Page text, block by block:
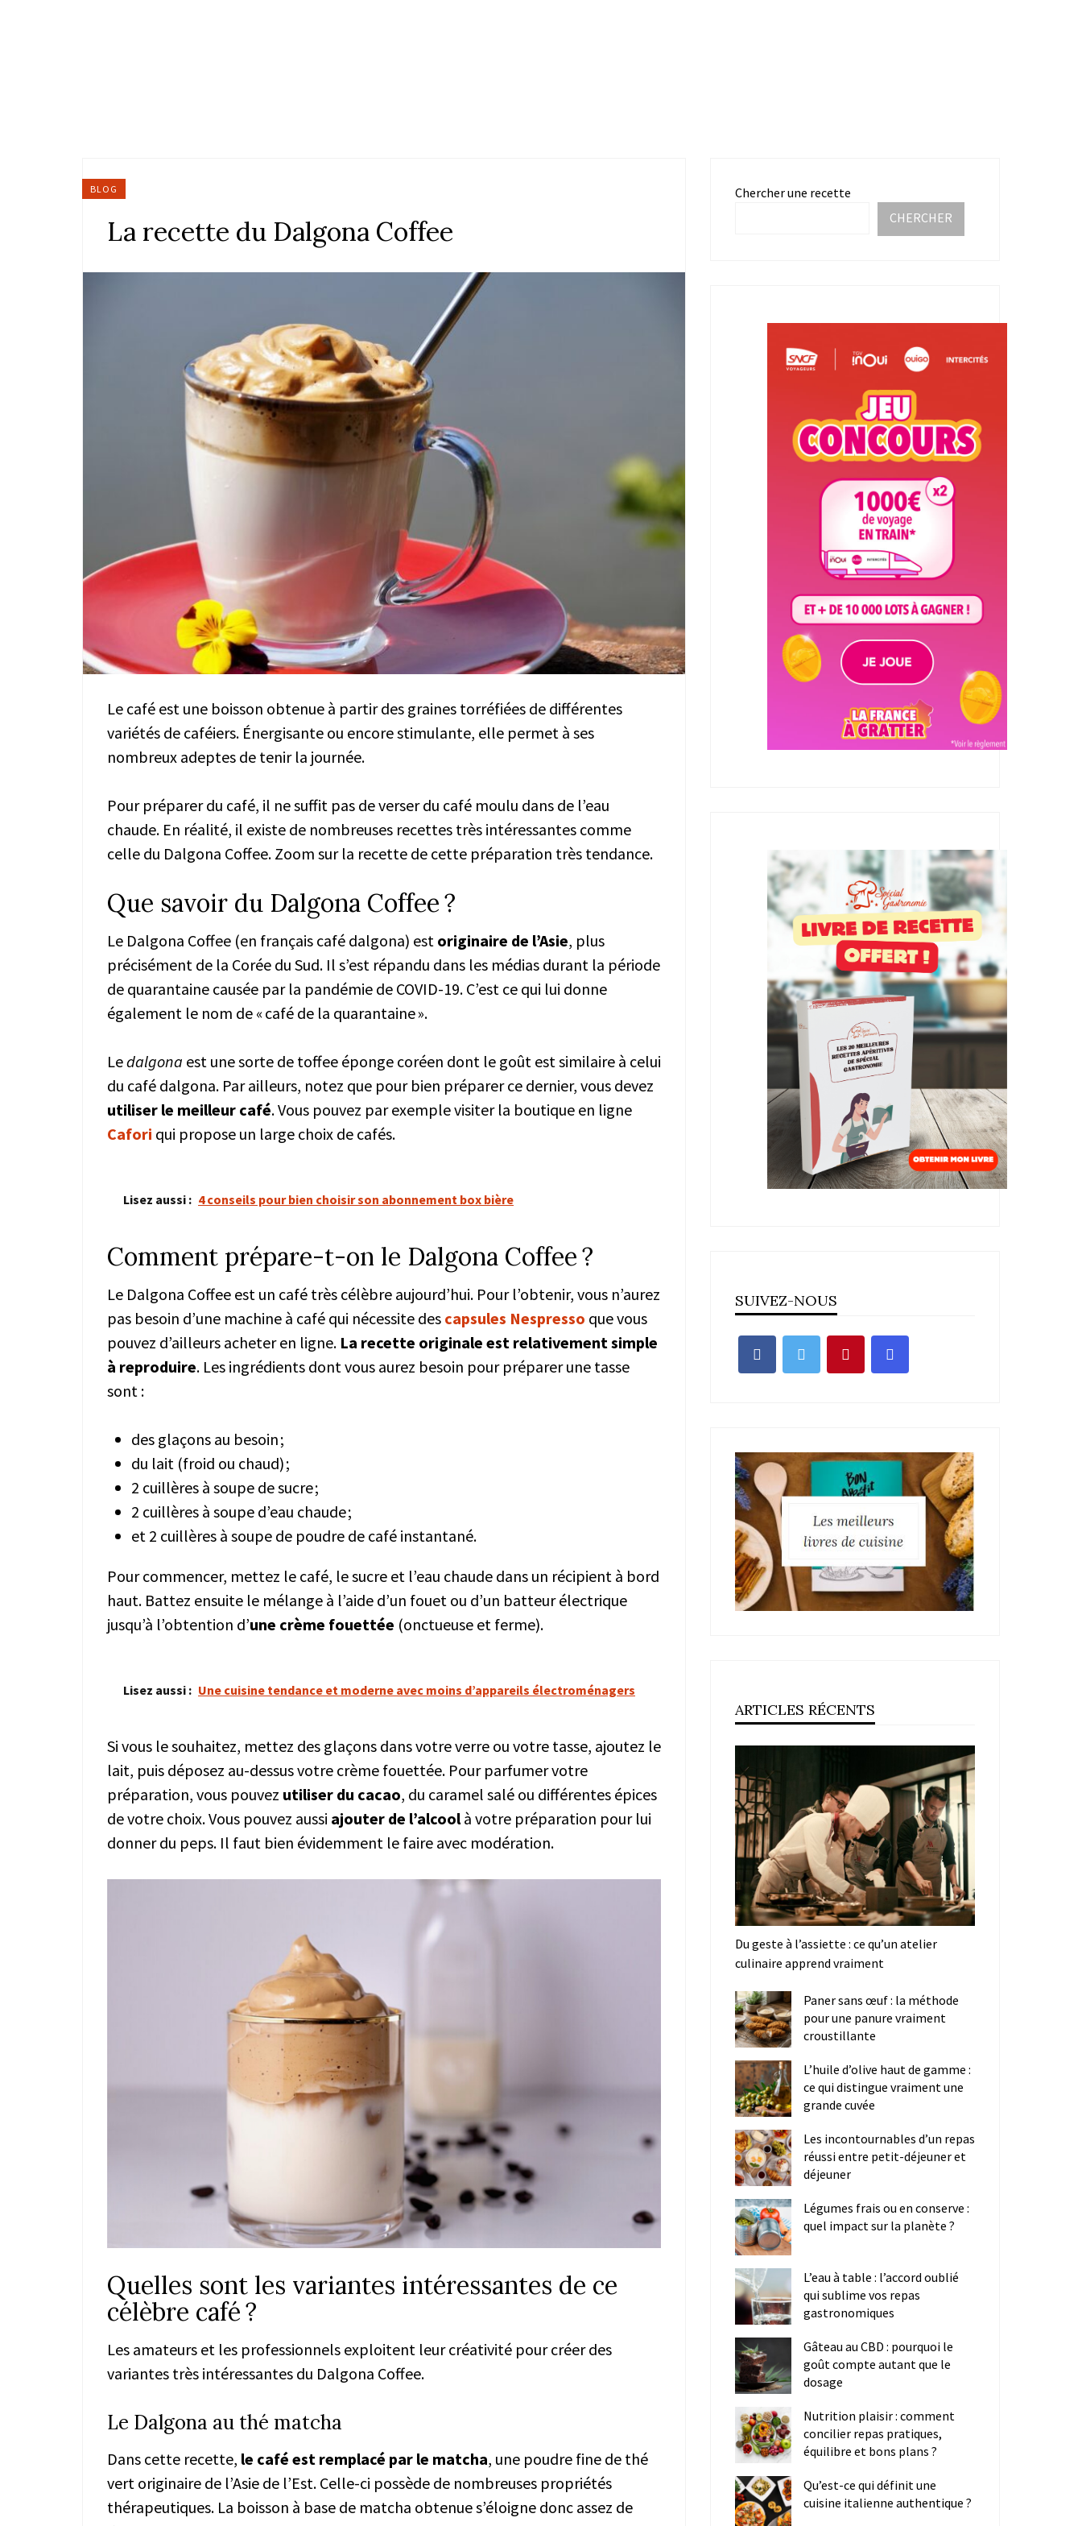
BLOG
La recette du Dalgona Coffee
Le café est une boisson obtenue à partir des graines torréfiées de différentes
variétés de caféiers. Énergisante ou encore stimulante, elle permet à ses
nombreux adeptes de tenir la journée.
Pour préparer du café, il ne suffit pas de verser du café moulu dans de l’eau
chaude. En réalité, il existe de nombreuses recettes très intéressantes comme
celle du Dalgona Coffee. Zoom sur la recette de cette préparation très tendance.
Que savoir du Dalgona Coffee ?
Le Dalgona Coffee (en français café dalgona) est originaire de l’Asie, plus
précisément de la Corée du Sud. Il s’est répandu dans les médias durant la période
de quarantaine causée par la pandémie de COVID-19. C’est ce qui lui donne
également le nom de « café de la quarantaine ».
Ledalgona est une sorte de toffee éponge coréen dont le goût est similaire à celui
du café dalgona. Par ailleurs, notez que pour bien préparer ce dernier, vous devez
utiliser le meilleur café. Vous pouvez par exemple visiter la boutique en ligne
Cafori qui propose un large choix de cafés.
Lisez aussi : 4 conseils pour bien choisir son abonnement box bière
Comment prépare-t-on le Dalgona Coffee ?
Le Dalgona Coffee est un café très célèbre aujourd’hui. Pour l’obtenir, vous n’aurez
pas besoin d’une machine à café qui nécessite des capsules Nespresso que vous
pouvez d’ailleurs acheter en ligne. La recette originale est relativement simple
à reproduire. Les ingrédients dont vous aurez besoin pour préparer une tasse
sont :
des glaçons au besoin ;
du lait (froid ou chaud) ;
2 cuillères à soupe de sucre ;
2 cuillères à soupe d’eau chaude ;
et 2 cuillères à soupe de poudre de café instantané.
Pour commencer, mettez le café, le sucre et l’eau chaude dans un récipient à bord
haut. Battez ensuite le mélange à l’aide d’un fouet ou d’un batteur électrique
jusqu’à l’obtention d’une crème fouettée (onctueuse et ferme).
Lisez aussi : Une cuisine tendance et moderne avec moins d’appareils électroménagers
Si vous le souhaitez, mettez des glaçons dans votre verre ou votre tasse, ajoutez le
lait, puis déposez au-dessus votre crème fouettée. Pour parfumer votre
préparation, vous pouvez utiliser du cacao, du caramel salé ou différentes épices
de votre choix. Vous pouvez aussi ajouter de l’alcool à votre préparation pour lui
donner du peps. Il faut bien évidemment le faire avec modération.
Quelles sont les variantes intéressantes de ce
célèbre café ?
Les amateurs et les professionnels exploitent leur créativité pour créer des
variantes très intéressantes du Dalgona Coffee.
Le Dalgona au thé matcha
Dans cette recette, le café est remplacé par le matcha, une poudre fine de thé
vert originaire de l’Asie de l’Est. Celle-ci possède de nombreuses propriétés
thérapeutiques. La boisson à base de matcha obtenue s’éloigne donc assez de
Chercher une recette
CHERCHER
SUIVEZ-NOUS
ARTICLES RÉCENTS
Du geste à l’assiette : ce qu’un atelier
culinaire apprend vraiment
Paner sans œuf : la méthode
pour une panure vraiment
croustillante
L’huile d’olive haut de gamme :
ce qui distingue vraiment une
grande cuvée
Les incontournables d’un repas
réussi entre petit-déjeuner et
déjeuner
Légumes frais ou en conserve :
quel impact sur la planète ?
L’eau à table : l’accord oublié
qui sublime vos repas
gastronomiques
Gâteau au CBD : pourquoi le
goût compte autant que le
dosage
Nutrition plaisir : comment
concilier repas pratiques,
équilibre et bons plans ?
Qu’est-ce qui définit une
cuisine italienne authentique ?